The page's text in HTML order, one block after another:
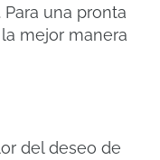
una pronta
mejor manera
del deseo de